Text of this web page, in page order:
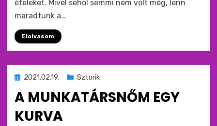
ételeket. Mivel sehol semmi nem volt még, lenn
maradtunk a…
Elolvasom
Beküldve
:
2021.02.19. Sztorik
A MUNKATÁRSNŐM EGY
KURVA